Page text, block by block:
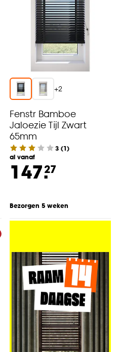
+2
Fenstr Bamboe
Jaloezie Tijl Zwart
65mm
3 (1)
al vanaf
147.27
Bezorgen 5 weken